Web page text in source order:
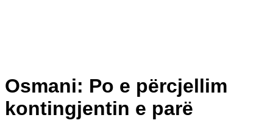
Osmani: Po e përcjellim
kontingjentin e parë